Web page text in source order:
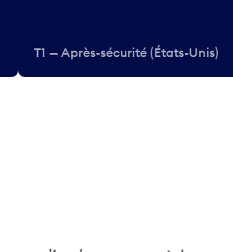
T1 — Après-sécurité (États-Unis)